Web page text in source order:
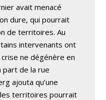
avait menacé
dure, qui pourrait
de territoires. Au
intervenants ont
ne dégénère en
part de la rue
ajouta qu’une
les territoires pourrait